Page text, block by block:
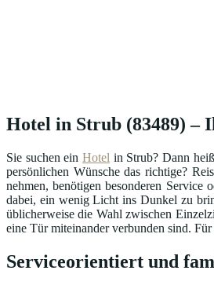
Hotel in Strub (83489) –
Sie suchen ein Hotel in Strub? Dann
persönlichen Wünsche das richtige?
nehmen, benötigen besonderen Service
dabei, ein wenig Licht ins Dunkel zu
üblicherweise die Wahl zwischen
eine Tür miteinander verbunden sind.
Serviceorientiert und